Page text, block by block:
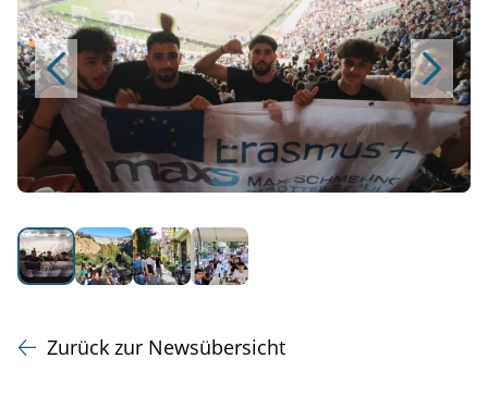
Zurück zur Newsübersicht